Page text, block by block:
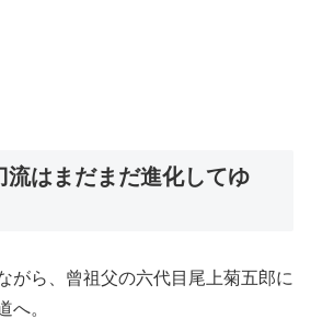
流はまだまだ進化してゆ
がら、曾祖父の六代目尾上菊五郎に
へ。